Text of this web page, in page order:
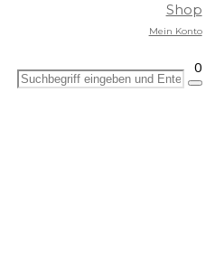
Shop
Mein Konto
0